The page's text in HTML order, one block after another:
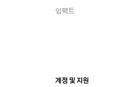
임팩트
계정 및 지원